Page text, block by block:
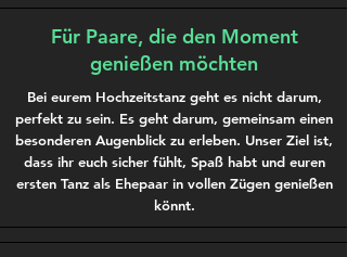
Für Paare, die den Moment
genießen möchten
Bei eurem Hochzeitstanz geht es nicht darum,
perfekt zu sein. Es geht darum, gemeinsam einen
besonderen Augenblick zu erleben. Unser Ziel ist,
dass ihr euch sicher fühlt, Spaß habt und euren
ersten Tanz als Ehepaar in vollen Zügen genießen
könnt.